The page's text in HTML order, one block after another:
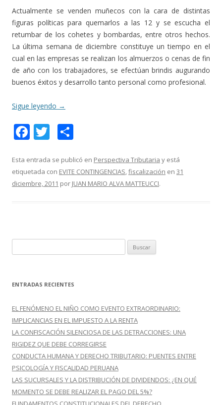
Actualmente se venden muñecos con la cara de distintas
figuras políticas para quemarlos a las 12 y se escucha el
retumbar de los cohetes y bombardas, entre otros hechos.
La última semana de diciembre constituye un tiempo en el
cual en las empresas se realizan los almuerzos o cenas de fin
de año con los trabajadores, se efectúan brindis augurando
buenos éxitos y desarrollo tanto personal como profesional.
Sigue leyendo →
F
e
b
T
itt
er
m
p
Esta entrada se publicó en Perspectiva Tributaria y está
etiquetada con EVITE CONTINGENCIAS,fiscalización en 31
diciembre, 2011 por JUAN MARIO ALVA MATTEUCCI.
u
c
r
:
ENTRADAS RECIENTES
EL FENÓMENO EL NIÑO COMO EVENTO EXTRAORDINARIO:
IMPLICANCIAS EN EL IMPUESTO A LA RENTA
LA CONFISCACIÓN SILENCIOSA DE LAS DETRACCIONES: UNA
RIGIDEZ QUE DEBE CORREGIRSE
CONDUCTA HUMANA Y DERECHO TRIBUTARIO: PUENTES ENTRE
PSICOLOGÍA Y FISCALIDAD PERUANA
LAS SUCURSALES Y LA DISTRIBUCIÓN DE DIVIDENDOS: ¿EN QUÉ
MOMENTO SE DEBE REALIZAR EL PAGO DEL 5%?